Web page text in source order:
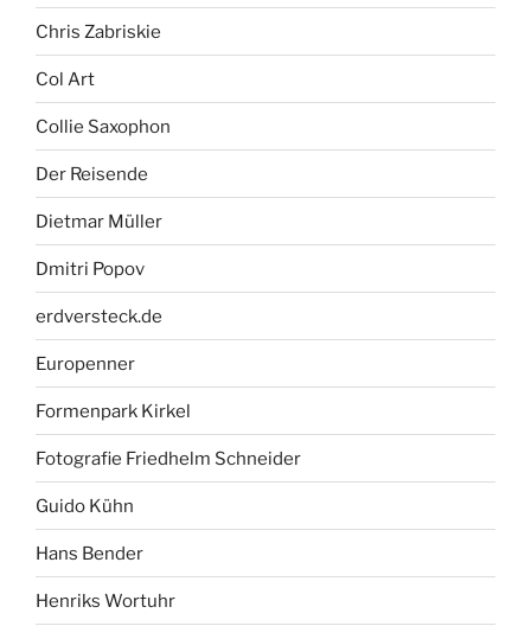
Chris Zabriskie
Col Art
Collie Saxophon
Der Reisende
Dietmar Müller
Dmitri Popov
erdversteck.de
Europenner
Formenpark Kirkel
Fotografie Friedhelm Schneider
Guido Kühn
Hans Bender
Henriks Wortuhr